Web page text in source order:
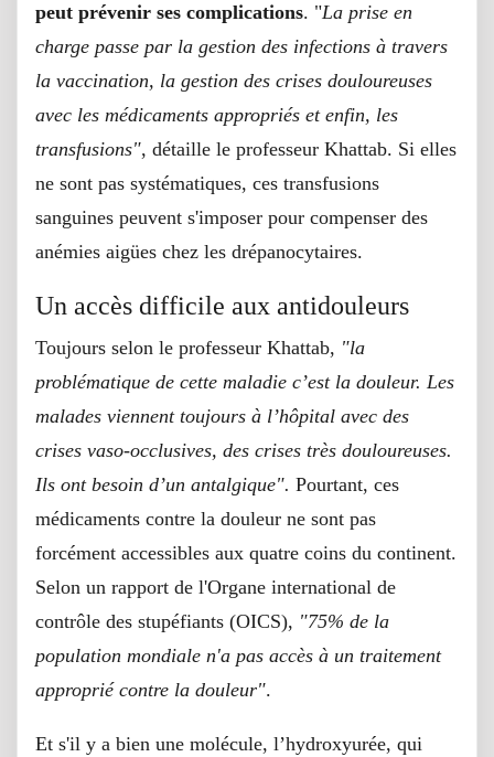
peut prévenir ses complications. "La prise en
charge passe par la gestion des infections à travers
la vaccination, la gestion des crises douloureuses
avec les médicaments appropriés et enfin, les
transfusions", détaille le professeur Khattab. Si elles
ne sont pas systématiques, ces transfusions
sanguines peuvent s'imposer pour compenser des
anémies aigües chez les drépanocytaires.
Un accès difficile aux antidouleurs
Toujours selon le professeur Khattab, "la
problématique de cette maladie c’est la douleur. Les
malades viennent toujours à l’hôpital avec des
crises vaso-occlusives, des crises très douloureuses.
Ils ont besoin d’un antalgique". Pourtant, ces
médicaments contre la douleur ne sont pas
forcément accessibles aux quatre coins du continent.
Selon un rapport de l'Organe international de
contrôle des stupéfiants (OICS), "75% de la
population mondiale n'a pas accès à un traitement
approprié contre la douleur".
Et s'il y a bien une molécule, l’hydroxyurée, qui